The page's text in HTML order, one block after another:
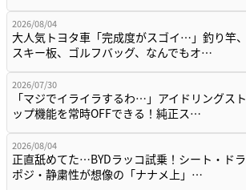
2026/08/04
大人気トヨタ車「完成度がスゴイ…」釣り竿、
スキー板、ゴルフバッグ、なんでもオ…
2026/07/30
「マジでイライラするわ…」アイドリングスト
ップ機能を常時OFFできる！純正ス…
2026/08/04
正直舐めてた…BYDラッコ試乗！シート・ドラ
ポジ・静粛性が想像の「ナナメ上」…